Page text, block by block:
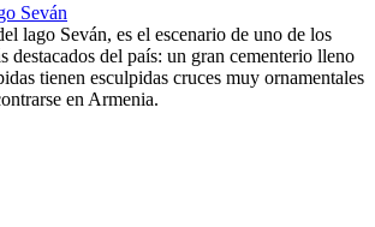
Seván
lago Seván, es el escenario de uno de los
destacados del país: un gran cementerio lleno
tienen esculpidas cruces muy ornamentales
en Armenia.